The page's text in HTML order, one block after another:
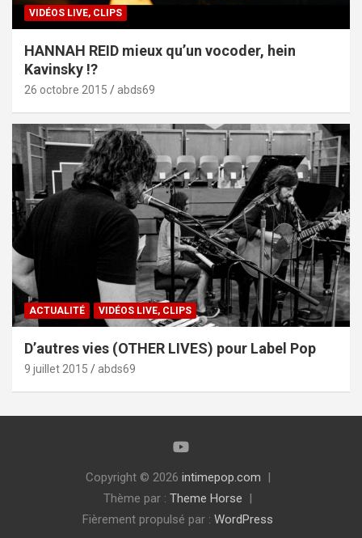
VIDÉOS LIVE, CLIPS
HANNAH REID mieux qu’un vocoder, hein
Kavinsky !?
26 octobre 2015 abds69
ACTUALITÉ VIDÉOS LIVE, CLIPS
D’autres vies (OTHER LIVES) pour Label Pop
9 juillet 2015 abds69
Copyright © 2026 intimepop.com
Thème par : Theme Horse
Fièrement propulsé par : WordPress